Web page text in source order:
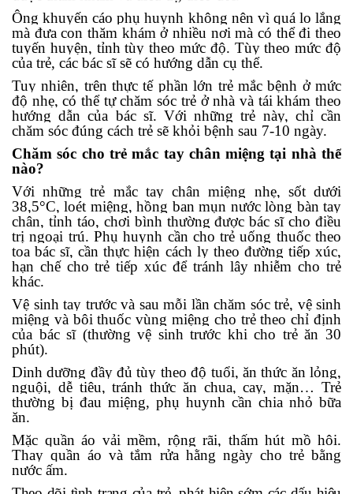
Ông khuyến cáo phụ huynh không nên vì quá lo lắng
mà đưa con thăm khám ở nhiều nơi mà có thể đi theo
tuyến huyện, tỉnh tùy theo mức độ. Tùy theo mức độ
của trẻ, các bác sĩ sẽ có hướng dẫn cụ thể.
Tuy nhiên, trên thực tế phần lớn trẻ mắc bệnh ở mức
độ nhẹ, có thể tự chăm sóc trẻ ở nhà và tái khám theo
hướng dẫn của bác sĩ. Với những trẻ này, chỉ cần
chăm sóc đúng cách trẻ sẽ khỏi bệnh sau 7-10 ngày.
Chăm sóc cho trẻ mắc tay chân miệng tại nhà thế
nào?
Với những trẻ mắc tay chân miệng nhẹ, sốt dưới
38,5°C, loét miệng, hồng ban mụn nước lòng bàn tay
chân, tỉnh táo, chơi bình thường được bác sĩ cho điều
trị ngoại trú. Phụ huynh cần cho trẻ uống thuốc theo
toa bác sĩ, cần thực hiện cách ly theo đường tiếp xúc,
hạn chế cho trẻ tiếp xúc để tránh lây nhiễm cho trẻ
khác.
Vệ sinh tay trước và sau mỗi lần chăm sóc trẻ, vệ sinh
miệng và bôi thuốc vùng miệng cho trẻ theo chỉ định
của bác sĩ (thường vệ sinh trước khi cho trẻ ăn 30
phút).
Dinh dưỡng đầy đủ tùy theo độ tuổi, ăn thức ăn lỏng,
nguội, dễ tiêu, tránh thức ăn chua, cay, mặn… Trẻ
thường bị đau miệng, phụ huynh cần chia nhỏ bữa
ăn.
Mặc quần áo vải mềm, rộng rãi, thấm hút mồ hôi.
Thay quần áo và tắm rửa hằng ngày cho trẻ bằng
nước ấm.